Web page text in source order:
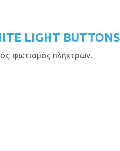
LIGHT BUTTONS
φωτισμός πλήκτρων.